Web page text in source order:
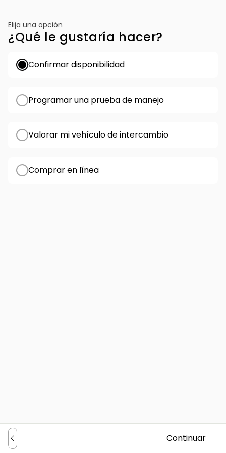
Elija una opción
¿Qué le gustaría hacer?
Confirmar disponibilidad
Programar una prueba de manejo
Valorar mi vehículo de intercambio
Comprar en línea
Continuar